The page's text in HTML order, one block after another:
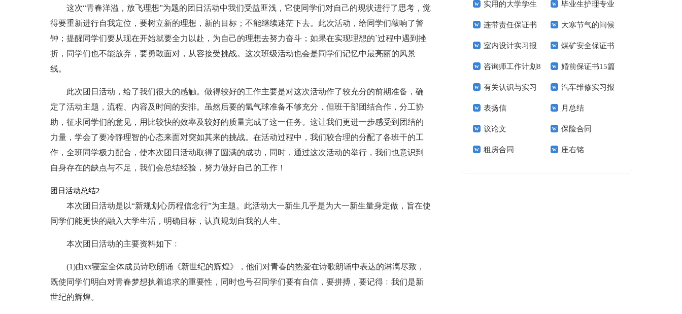
这次“青春洋溢，放飞理想”为题的团日活动中我们受益匪浅，它使同学们对自己的现状进行了思考，觉
得要重新进行自我定位，要树立新的理想，新的目标；不能继续迷茫下去。此次活动，给同学们敲响了警
钟；提醒同学们要从现在开始就要全力以赴，为自己的理想去努力奋斗；如果在实现理想的`过程中遇到挫
折，同学们也不能放弃，要勇敢面对，从容接受挑战。这次班级活动也会是同学们记忆中最亮丽的风景
线。
此次团日活动，给了我们很大的感触。做得较好的工作主要是对这次活动作了较充分的前期准备，确
定了活动主题，流程、内容及时间的安排。虽然后要的氢气球准备不够充分，但班干部团结合作，分工协
助，征求同学们的意见，用比较快的效率及较好的质量完成了这一任务。这让我们更进一步感受到团结的
力量，学会了要冷静理智的心态来面对突如其来的挑战。在活动过程中，我们较合理的分配了各班干的工
作，全班同学极力配合，使本次团日活动取得了圆满的成功，同时，通过这次活动的举行，我们也意识到
自身存在的缺点与不足，我们会总结经验，努力做好自己的工作！
团日活动总结2
本次团日活动是以“新规划心历程信念行”为主题。此活动大一新生几乎是为大一新生量身定做，旨在使
同学们能更快的融入大学生活，明确目标，认真规划自我的人生。
本次团日活动的主要资料如下﹕
(1)由xx寝室全体成员诗歌朗诵《新世纪的辉煌》，他们对青春的热爱在诗歌朗诵中表达的淋漓尽致，
既使同学们明白对青春梦想执着追求的重要性，同时也号召同学们要有自信，要拼搏，要记得﹕我们是新
世纪的辉煌。
实用的大学学生
实习报告范文锦集六
篇
毕业生护理专业
求职信精选15篇
连带责任保证书 大寒节气的问候
祝福语
室内设计实习报
告汇编15篇
煤矿安全保证书
(15篇)
咨询师工作计划8
篇
婚前保证书15篇
有关认识与实习
报告模板集锦十篇
汽车维修实习报
告(汇编15篇)
表扬信 月总结
议论文 保险合同
租房合同 座右铭